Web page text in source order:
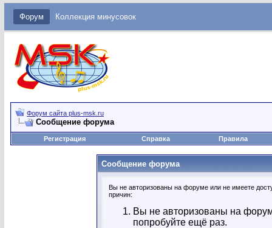
Форум Коллекция минусовок
Форум сайта plus-msk.ru
Сообщение форума
Регистрация Справка Правила
Сообщение форума
Вы не авторизованы на форуме или не имеете
причин:
Вы не авторизованы на
попробуйте ещё раз.